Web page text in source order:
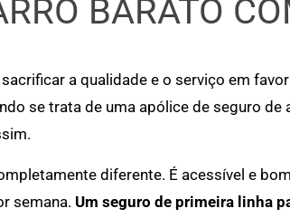
BARATO
a qualidade e o serviço em
se trata de uma apólice de seguro
diferente. É acessível e
semana. Um seguro de primeira linha